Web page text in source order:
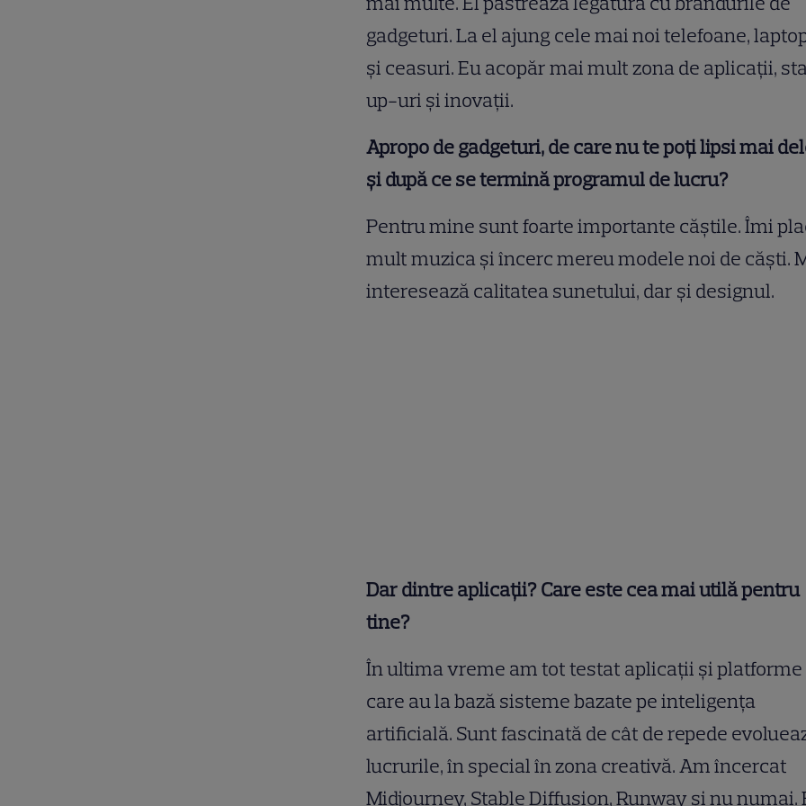
gadgeturi. La el ajung cele mai noi telefoane,
și ceasuri. Eu acopăr mai mult zona de aplicații,
up-uri și inovații.
Apropo de gadgeturi, de care nu te poți lipsi mai
și după ce se termină programul de lucru?
Pentru mine sunt foarte importante căștile. Îmi
mult muzica și încerc mereu modele noi de căști.
interesează calitatea sunetului, dar și designul.
Dar dintre aplicații? Care este cea mai utilă pentru
tine?
În ultima vreme am tot testat aplicații și platforme
care au la bază sisteme bazate pe inteligența
artificială. Sunt fascinată de cât de repede
lucrurile, în special în zona creativă. Am încercat
Midjourney, Stable Diffusion, Runway și nu numai.